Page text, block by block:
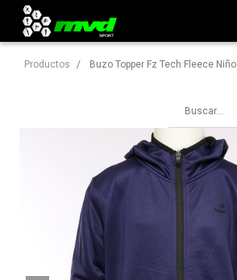
Productos Buzo Topper Fz Tech Fleece Niño